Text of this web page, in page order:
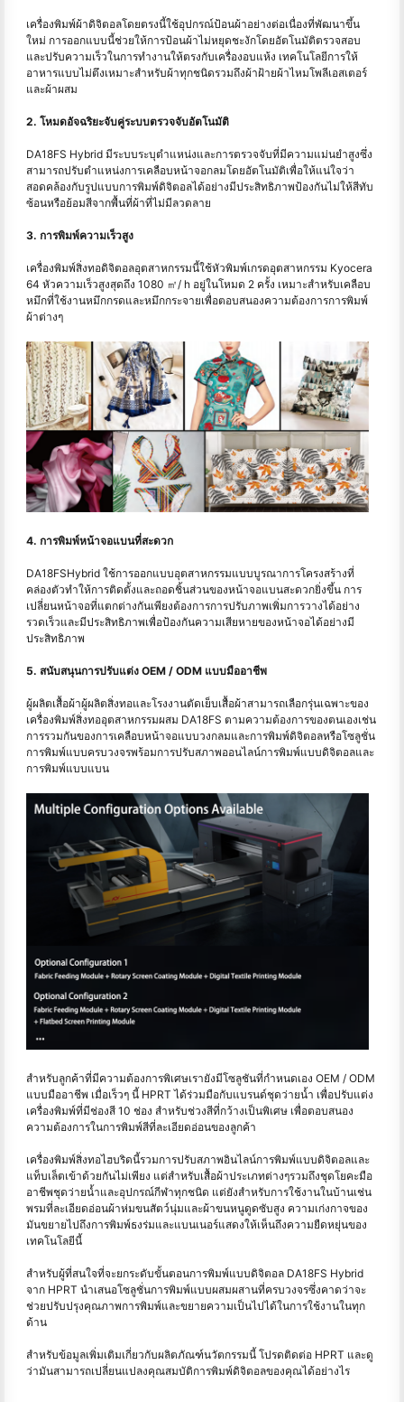
เครื่องพิมพ์ผ้าดิจิตอลโดยตรงนี้ใช้อุปกรณ์ป้อนผ้าอย่างต่อเนื่องที่พัฒนาขึ้น
ใหม่ การออกแบบนี้ช่วยให้การป้อนผ้าไม่หยุดชะงักโดยอัตโนมัติตรวจสอบ
และปรับความเร็วในการทำงานให้ตรงกับเครื่องอบแห้ง เทคโนโลยีการให้
อาหารแบบไม่ตึงเหมาะสำหรับผ้าทุกชนิดรวมถึงผ้าฝ้ายผ้าไหมโพลีเอสเตอร์
และผ้าผสม
2. โหมดอัจฉริยะจับคู่ระบบตรวจจับอัตโนมัติ
DA18FS Hybrid มีระบบระบุตำแหน่งและการตรวจจับที่มีความแม่นยำสูงซึ่ง
สามารถปรับตำแหน่งการเคลือบหน้าจอกลมโดยอัตโนมัติเพื่อให้แน่ใจว่า
สอดคล้องกับรูปแบบการพิมพ์ดิจิตอลได้อย่างมีประสิทธิภาพป้องกันไม่ให้สีทับ
ซ้อนหรือย้อมสีจากพื้นที่ผ้าที่ไม่มีลวดลาย
3. การพิมพ์ความเร็วสูง
เครื่องพิมพ์สิ่งทอดิจิตอลอุตสาหกรรมนี้ใช้หัวพิมพ์เกรดอุตสาหกรรม Kyocera
64 หัวความเร็วสูงสุดถึง 1080 ㎡/ h อยู่ในโหมด 2 ครั้ง เหมาะสำหรับเคลือบ
หมึกที่ใช้งานหมึกกรดและหมึกกระจายเพื่อตอบสนองความต้องการการพิมพ์
ผ้าต่างๆ
4. การพิมพ์หน้าจอแบนที่สะดวก
DA18FSHybrid ใช้การออกแบบอุตสาหกรรมแบบบูรณาการโครงสร้างที่
คล่องตัวทำให้การติดตั้งและถอดชิ้นส่วนของหน้าจอแบนสะดวกยิ่งขึ้น การ
เปลี่ยนหน้าจอที่แตกต่างกันเพียงต้องการการปรับภาพเพิ่มการวางได้อย่าง
รวดเร็วและมีประสิทธิภาพเพื่อป้องกันความเสียหายของหน้าจอได้อย่างมี
ประสิทธิภาพ
5. สนับสนุนการปรับแต่ง OEM / ODM แบบมืออาชีพ
ผู้ผลิตเสื้อผ้าผู้ผลิตสิ่งทอและโรงงานตัดเย็บเสื้อผ้าสามารถเลือกรุ่นเฉพาะของ
เครื่องพิมพ์สิ่งทออุตสาหกรรมผสม DA18FS ตามความต้องการของตนเองเช่น
การรวมกันของการเคลือบหน้าจอแบบวงกลมและการพิมพ์ดิจิตอลหรือโซลูชั่น
การพิมพ์แบบครบวงจรพร้อมการปรับสภาพออนไลน์การพิมพ์แบบดิจิตอลและ
การพิมพ์แบบแบน
สำหรับลูกค้าที่มีความต้องการพิเศษเรายังมีโซลูชันที่กำหนดเอง OEM / ODM
แบบมืออาชีพ เมื่อเร็วๆ นี้ HPRT ได้ร่วมมือกับแบรนด์ชุดว่ายน้ำ เพื่อปรับแต่ง
เครื่องพิมพ์ที่มีช่องสี 10 ช่อง สำหรับช่วงสีที่กว้างเป็นพิเศษ เพื่อตอบสนอง
ความต้องการในการพิมพ์สีที่ละเอียดอ่อนของลูกค้า
เครื่องพิมพ์สิ่งทอไฮบริดนี้รวมการปรับสภาพอินไลน์การพิมพ์แบบดิจิตอลและ
แท็บเล็ตเข้าด้วยกันไม่เพียง แต่สำหรับเสื้อผ้าประเภทต่างๆรวมถึงชุดโยคะมือ
อาชีพชุดว่ายน้ำและอุปกรณ์กีฬาทุกชนิด แต่ยังสำหรับการใช้งานในบ้านเช่น
พรมที่ละเอียดอ่อนผ้าห่มขนสัตว์นุ่มและผ้าขนหนูดูดซับสูง ความเก่งกาจของ
มันขยายไปถึงการพิมพ์ธงร่มและแบนเนอร์แสดงให้เห็นถึงความยืดหยุ่นของ
เทคโนโลยีนี้
สำหรับผู้ที่สนใจที่จะยกระดับขั้นตอนการพิมพ์แบบดิจิตอล DA18FS Hybrid
จาก HPRT นำเสนอโซลูชั่นการพิมพ์แบบผสมผสานที่ครบวงจรซึ่งคาดว่าจะ
ช่วยปรับปรุงคุณภาพการพิมพ์และขยายความเป็นไปได้ในการใช้งานในทุก
ด้าน
สำหรับข้อมูลเพิ่มเติมเกี่ยวกับผลิตภัณฑ์นวัตกรรมนี้ โปรดติดต่อ HPRT และดู
ว่ามันสามารถเปลี่ยนแปลงคุณสมบัติการพิมพ์ดิจิตอลของคุณได้อย่างไร